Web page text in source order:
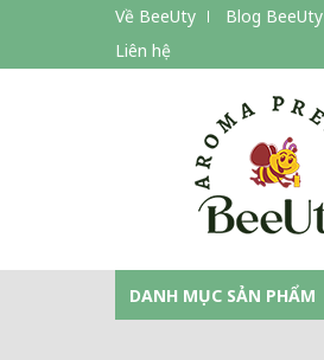
Về BeeUty Blog BeeUty
Liên hệ
DANH MỤC SẢN PHẨM